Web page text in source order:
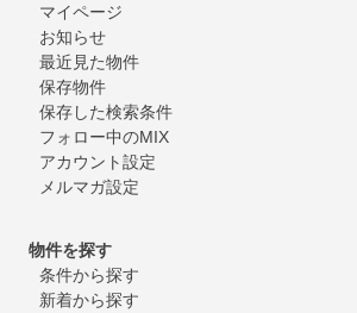
マイページ
お知らせ
最近見た物件
保存物件
保存した検索条件
フォロー中のMIX
アカウント設定
メルマガ設定
物件を探す
条件から探す
新着から探す